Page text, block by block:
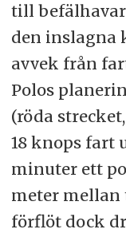
till
den inslagna
avvek från
Polos
(röda
18 knops fart
minuter ett
meter mellan
förflöt dock